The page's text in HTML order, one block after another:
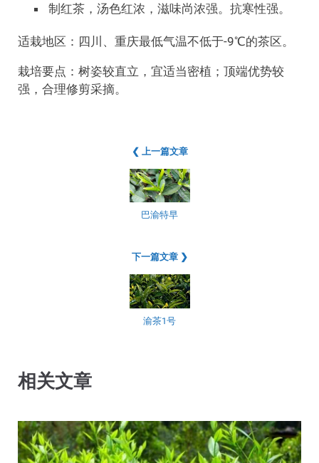
制红茶，汤色红浓，滋味尚浓强。抗寒性强。
适栽地区：四川、重庆最低气温不低于-9℃的茶区。
栽培要点：树姿较直立，宜适当密植；顶端优势较
强，合理修剪采摘。
❮ 上一篇文章
巴渝特早
下一篇文章 ❯
渝茶1号
相关文章